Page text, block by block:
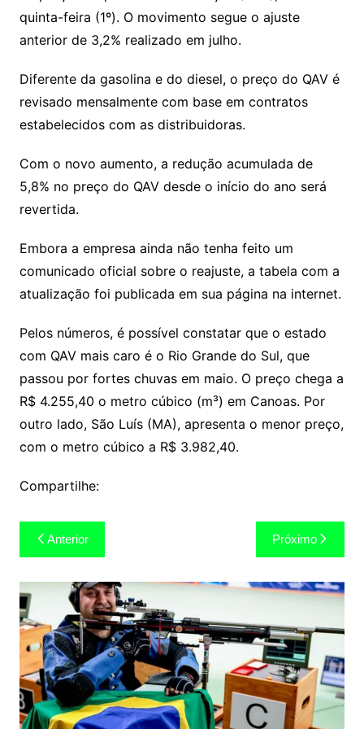
n
k
p
p
m
n
s
o
m
a
g
e
k.
c
o
m
e o
M
ai
l
d
s
quinta-feira (1º). O movimento segue o ajuste
anterior de 3,2% realizado em julho.
Diferente da gasolina e do diesel, o preço do QAV é
revisado mensalmente com base em contratos
estabelecidos com as distribuidoras.
Com o novo aumento, a redução acumulada de
5,8% no preço do QAV desde o início do ano será
revertida.
Embora a empresa ainda não tenha feito um
comunicado oficial sobre o reajuste, a tabela com a
atualização foi publicada em sua página na internet.
Pelos números, é possível constatar que o estado
com QAV mais caro é o Rio Grande do Sul, que
passou por fortes chuvas em maio. O preço chega a
R$ 4.255,40 o metro cúbico (m³) em Canoas. Por
outro lado, São Luís (MA), apresenta o menor preço,
com o metro cúbico a R$ 3.982,40.
Compartilhe:
Navegação
de
Post
Anterior Próximo